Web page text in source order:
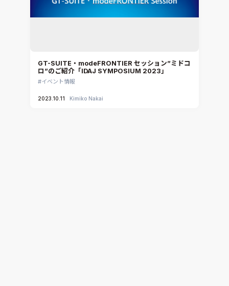
GT-SUITE・modeFRONTIER セッション”ミドコ
ロ”のご紹介「IDAJ SYMPOSIUM 2023」
イベント情報
2023.10.11 Kimiko Nakai